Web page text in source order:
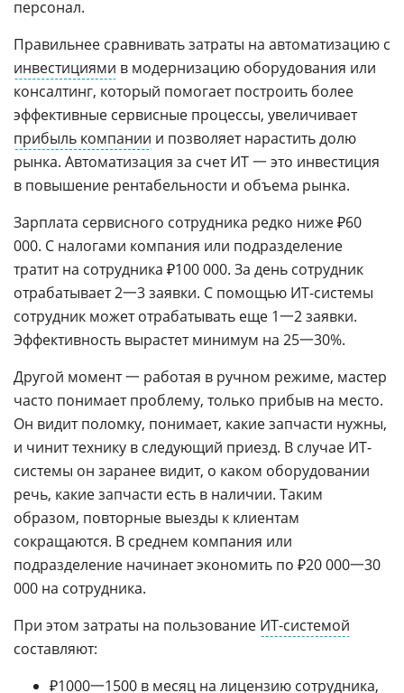
персонал.
Правильнее сравнивать затраты на автоматизацию с
инвестициями в модернизацию оборудования или
консалтинг, который помогает построить более
эффективные сервисные процессы, увеличивает
прибыль компании и позволяет нарастить долю
рынка. Автоматизация за счет ИТ 一 это инвестиция
в повышение рентабельности и объема рынка.
Зарплата сервисного сотрудника редко ниже ₽60
000. С налогами компания или подразделение
тратит на сотрудника ₽100 000. За день сотрудник
отрабатывает 2一3 заявки. С помощью ИТ-системы
сотрудник может отрабатывать еще 1一2 заявки.
Эффективность вырастет минимум на 25一30%.
Другой момент 一 работая в ручном режиме, мастер
часто понимает проблему, только прибыв на место.
Он видит поломку, понимает, какие запчасти нужны,
и чинит технику в следующий приезд. В случае ИТ-
системы он заранее видит, о каком оборудовании
речь, какие запчасти есть в наличии. Таким
образом, повторные выезды к клиентам
сокращаются. В среднем компания или
подразделение начинает экономить по ₽20 000一30
000 на сотрудника.
При этом затраты на пользование ИТ-системой
составляют:
₽1000一1500 в месяц на лицензию сотрудника,